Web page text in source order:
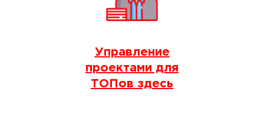
Управление
проектами для
ТОПов здесь